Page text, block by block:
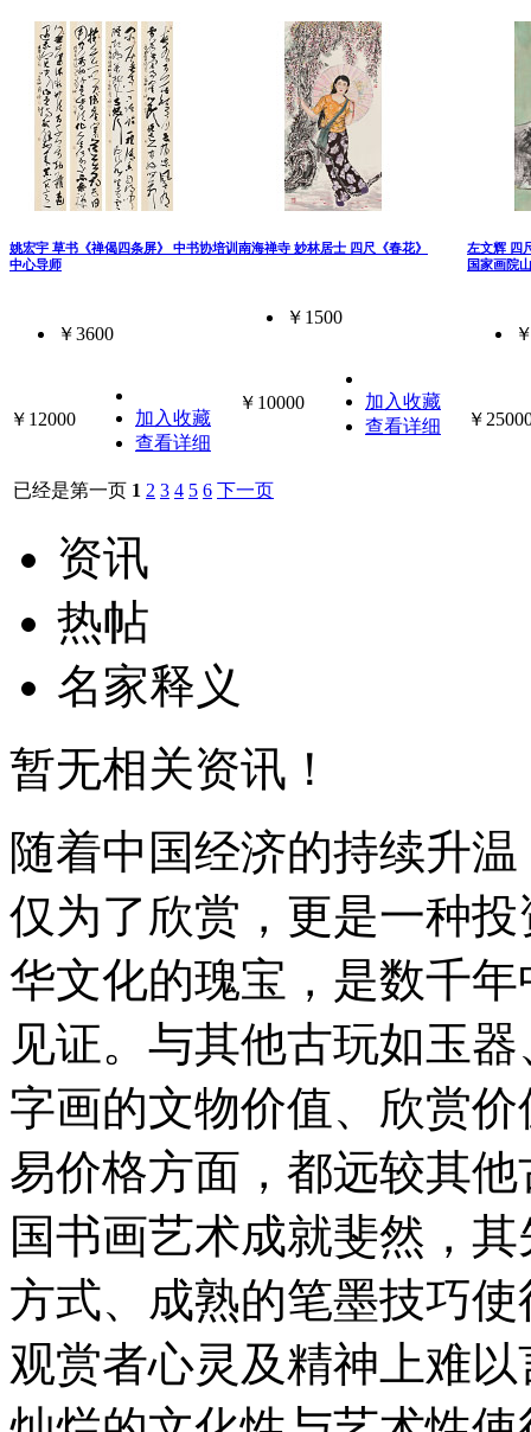
姚宏宇 草书《禅偈四条屏》 中书协培训
中心导师
￥3600
￥12000
加入收藏
查看详细
南海禅寺 妙林居士 四尺《春花》
￥1500
￥10000
加入收藏
查看详细
左文辉 四
国家画院
￥
已经是第一页 1 2 3 4 5 6 下一页
资讯
热帖
名家释义
暂无相关资讯！
随着中国经济的持续升
仅为了欣赏，更是一种
华文化的瑰宝，是数千
见证。与其他古玩如玉
字画的文物价值、欣赏
易价格方面，都远较其
国书画艺术成就斐然，
方式、成熟的笔墨技巧
观赏者心灵及精神上难